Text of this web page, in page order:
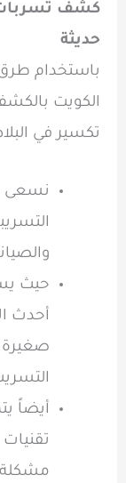
كشف تسربات
حديثة
باستخدام
الكويت
تكسير في
نسعى
حيث
أحدث
أيضاً
مشكلة